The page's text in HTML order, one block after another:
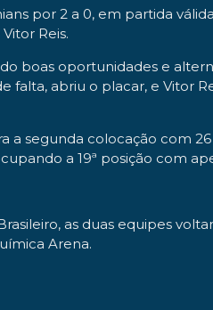
por 2 a 0, em partida
Reis.
boas oportunidades e
falta, abriu o placar, e Vitor
a segunda colocação com
a 19ª posição com
as duas equipes
Arena.